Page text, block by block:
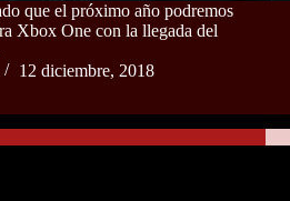
que el próximo año podremos
Xbox One con la llegada del
12 diciembre, 2018